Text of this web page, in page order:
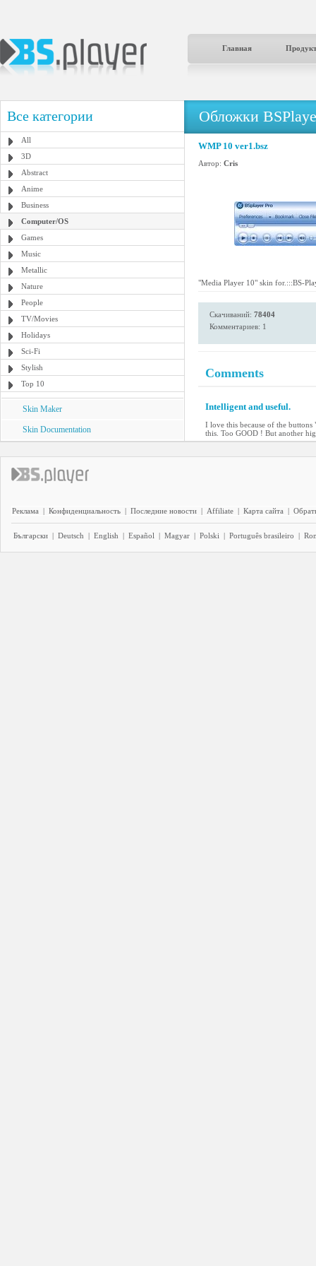
Главная
Все категории
All
3D
Abstract
Anime
Business
Computer/OS
Games
Music
Metallic
Nature
People
TV/Movies
Holidays
Sci-Fi
Stylish
Top 10
Skin Maker
Skin Documentation
Обложки
WMP 10 ver1.bsz
Автор: Cris
"Media Player 10" skin for.:::BS-
Скачиваний: 78404
Комментариев: 1
Comments
Intelligent and useful.
I love this because of the buttons
this. Too GOOD ! But another
Реклама | Конфиденциальность | Последние новости | Affiliate | Карта сайта |
Български | Deutsch | English | Español | Magyar | Polski | Português brasileiro |